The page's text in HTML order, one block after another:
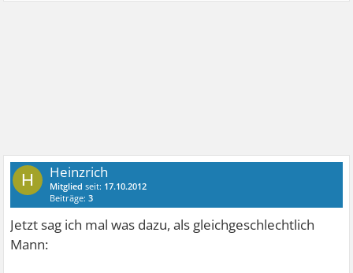
H Heinzrich
Mitglied seit: 17.10.2012
Beiträge:3
Jetzt sag ich mal was dazu, als gleichgeschlechtlich
Mann: